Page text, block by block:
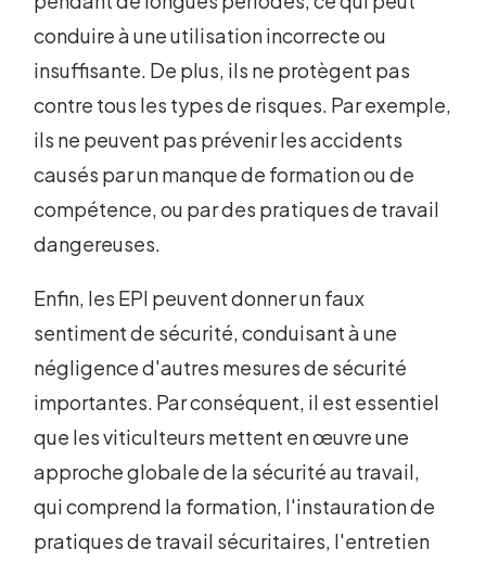
conduire à une utilisation incorrecte ou
insuffisante. De plus, ils ne protègent pas
contre tous les types de risques. Par exemple,
ils ne peuvent pas prévenir les accidents
causés par un manque de formation ou de
compétence, ou par des pratiques de travail
dangereuses.
Enfin, les EPI peuvent donner un faux
sentiment de sécurité, conduisant à une
négligence d'autres mesures de sécurité
importantes. Par conséquent, il est essentiel
que les viticulteurs mettent en œuvre une
approche globale de la sécurité au travail,
qui comprend la formation, l'instauration de
pratiques de travail sécuritaires, l'entretien